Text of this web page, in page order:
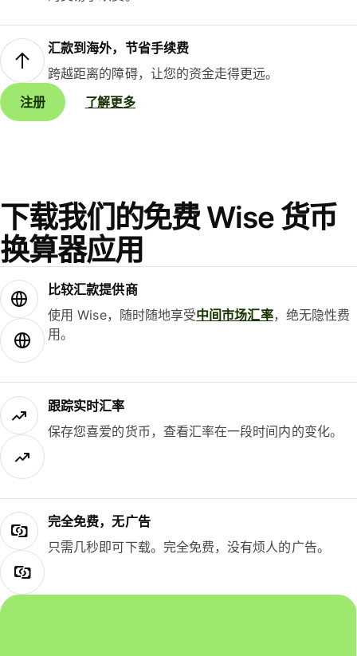
汇款到海外，节省手续费
跨越距离的障碍，让您的资金走得更远。
注册
了解更多
下载我们的免费 Wise 货币
换算器应用
比较汇款提供商
使用 Wise，随时随地享受中间市场汇率，绝无隐性费
用。
跟踪实时汇率
保存您喜爱的货币，查看汇率在一段时间内的变化。
完全免费，无广告
只需几秒即可下载。完全免费，没有烦人的广告。